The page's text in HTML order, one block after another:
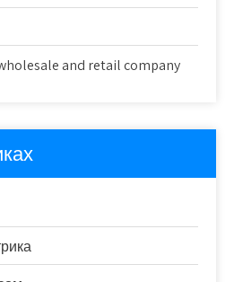
and retail company